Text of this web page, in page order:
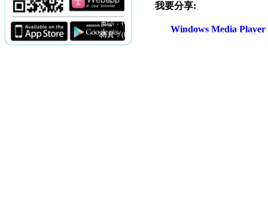
我要分享:
Windows Media
電話：(02)2369-9050
傳真：(02)2362-7816
台北市和平東路二段24號10